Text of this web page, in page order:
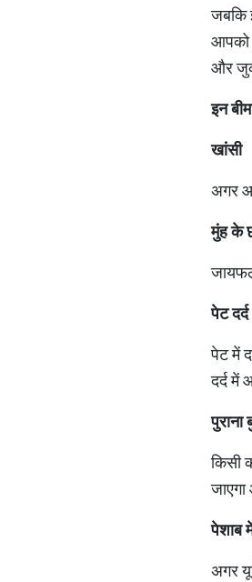
जबकि
आपको
और
इन
खांसी
अगर
मुंहके
पेटदर्द
पेट में
दर्द में
पुराना
किसी
पेशाब
अगर